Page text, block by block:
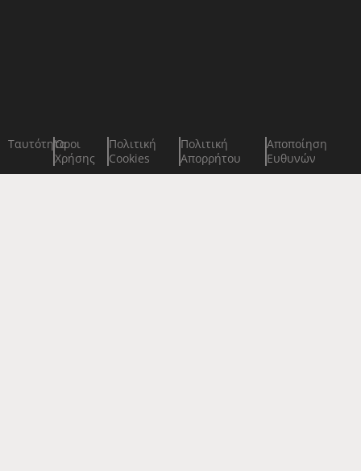
ΤαυτότηταΌροι
Χρήσης
Πολιτική
Cookies
Πολιτική
Απορρήτου
Αποποίηση
Ευθυνών